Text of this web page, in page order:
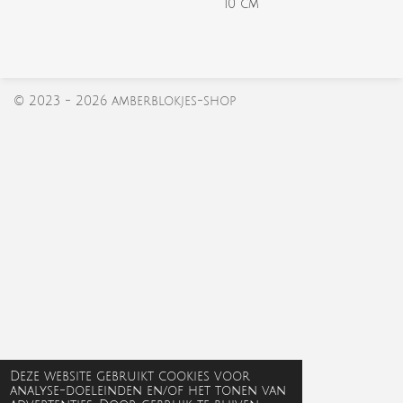
Deze website gebruikt cookies voor
analyse-doeleinden en/of het tonen van
10 cm
© 2023 - 2026 amberblokjes-shop